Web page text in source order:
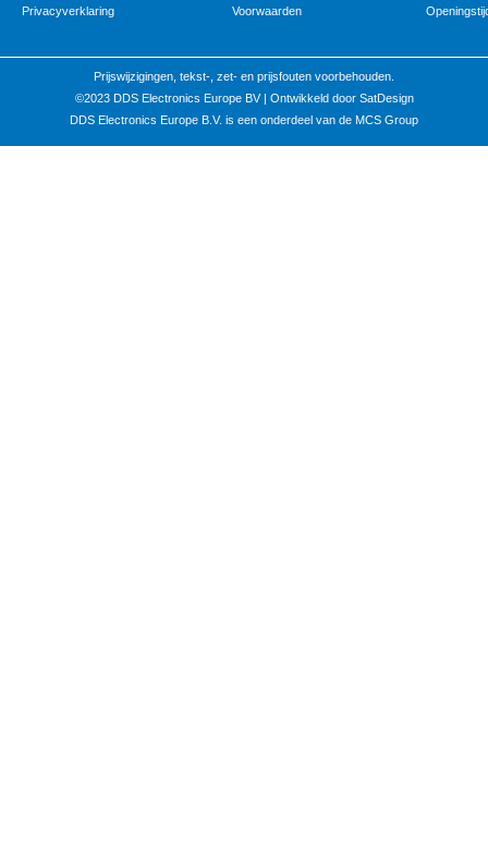
Privacyverklaring Voorwaarden
Prijswijzigingen, tekst-, zet- en prijsfouten voorbehouden.
©2023 DDS Electronics Europe BV | Ontwikkeld door SatDesign
DDS Electronics Europe B.V. is een onderdeel van de MCS Group